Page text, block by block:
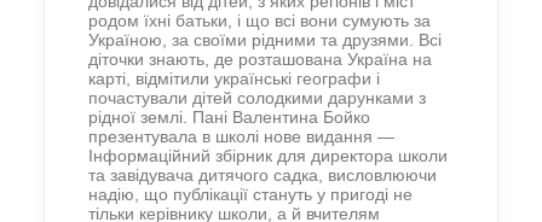
родом їхні батьки, і що всі вони сумують за
Україною, за своїми рідними та друзями. Всі
діточки знають, де розташована Україна на
карті, відмітили українські географи і
почастували дітей солодкими дарунками з
рідної землі. Пані Валентина Бойко
презентувала в школі нове видання —
Інформаційний збірник для директора школи
та завідувача дитячого садка, висловлюючи
надію, що публікації стануть у пригоді не
тільки керівнику школи, а й вчителям